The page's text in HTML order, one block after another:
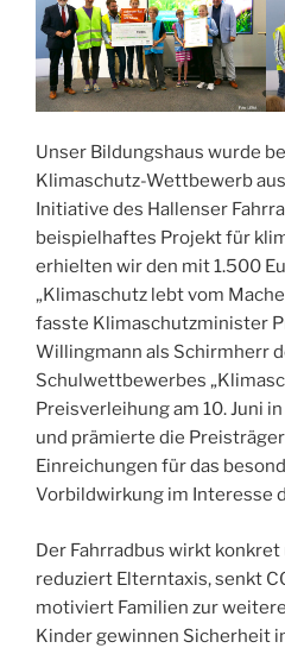
Unser Bildungshaus wurde
Klimaschutz-Wettbewerb
Initiative des Hallenser
beispielhaftes Projekt für
erhielten wir den mit 1.500
„Klimaschutz lebt vom
fasste Klimaschutzminister
Willingmann als Schirmherr
Schulwettbewerbes
Preisverleihung am 10. Juni
und prämierte die
Einreichungen für das
Vorbildwirkung im Interesse
Der Fahrradbus wirkt konkret
reduziert Elterntaxis, senkt
motiviert Familien zur
Kinder gewinnen Sicherheit